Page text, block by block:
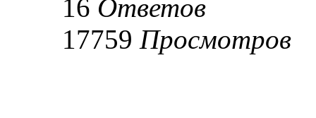
16 Ответов
17759 Просмотров